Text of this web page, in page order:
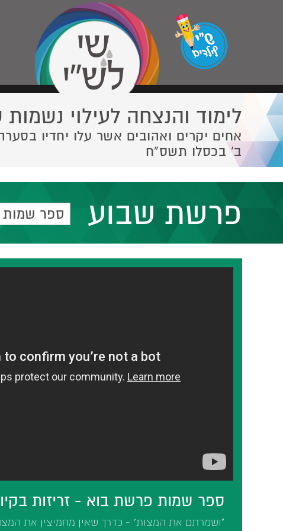
לימוד והנצחה לעילוי נשמות
אחים יקרים ואהובים אשר עלו יחדיו
ב' בכסלו תשס”ח
פרשת שבוע ספר שמות
ספר שמות פרשת בוא - זריזות
"ושמרתם את המצות" - כדרך שאין מחמיצין את